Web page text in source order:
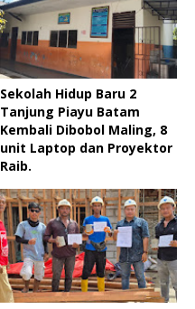
Sekolah Hidup Baru 2
Tanjung Piayu Batam
Kembali Dibobol Maling, 8
unit Laptop dan Proyektor
Raib.